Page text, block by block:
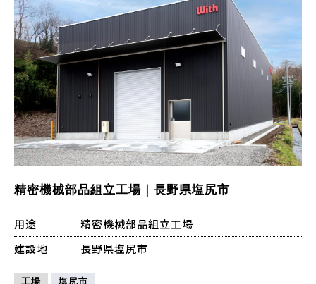
精密機械部品組立工場｜長野県塩尻市
用途
精密機械部品組立工場
建設地
長野県塩尻市
工場 塩尻市